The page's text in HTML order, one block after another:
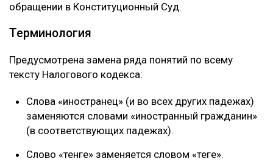
обращении в Конституционный Суд.
Терминология
Предусмотрена замена ряда понятий по всему
тексту Налогового кодекса:
Слова «иностранец» (и во всех других падежах)
заменяются словами «иностранный гражданин»
(в соответствующих падежах).
Слово «тенге» заменяется словом «теңге».